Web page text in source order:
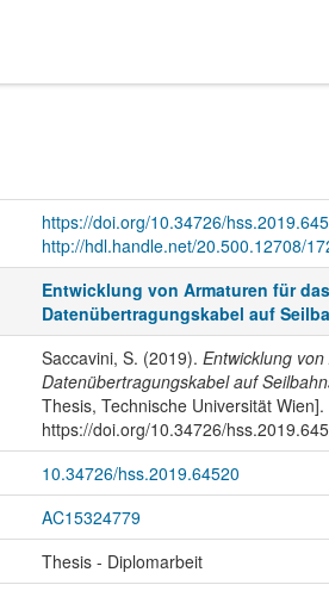
https://doi.org/10.34726/
http://hdl.handle.net/20.500.12708/
Entwicklung von Armaturen für das
Datenübertragungskabel auf
Saccavini, S. (2019). Entwicklung
Datenübertragungskabel auf
Thesis, Technische Universität
https://doi.org/10.34726/
10.34726/hss.2019.64520
AC15324779
Thesis - Diplomarbeit